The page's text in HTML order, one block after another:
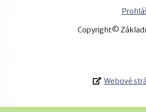
Copyright©
Webové